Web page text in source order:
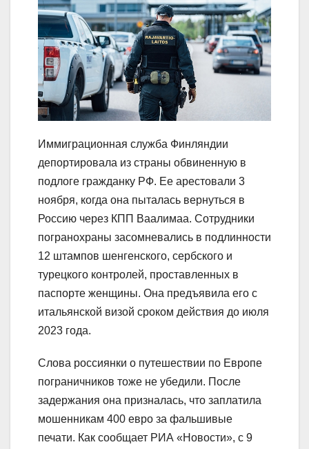
Иммиграционная служба Финляндии
депортировала из страны обвиненную в
подлоге гражданку РФ. Ее арестовали 3
ноября, когда она пыталась вернуться в
Россию через КПП Ваалимаа. Сотрудники
погранохраны засомневались в подлинности
12 штампов шенгенского, сербского и
турецкого контролей, проставленных в
паспорте женщины. Она предъявила его с
итальянской визой сроком действия до июля
2023 года.
Слова россиянки о путешествии по Европе
пограничников тоже не убедили. После
задержания она призналась, что заплатила
мошенникам 400 евро за фальшивые
печати. Как сообщает РИА «Новости», с 9